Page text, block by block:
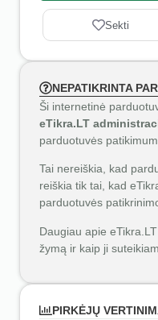
Sekti
NEPATIKRINTA
Ši internetinė
eTikra.LT
parduotuvės
Tai nereiškia, kad
reiškia tik tai, kad
parduotuvės
Daugiau apie eTikra.LT
žymą ir kaip ji
PIRKĖJŲ